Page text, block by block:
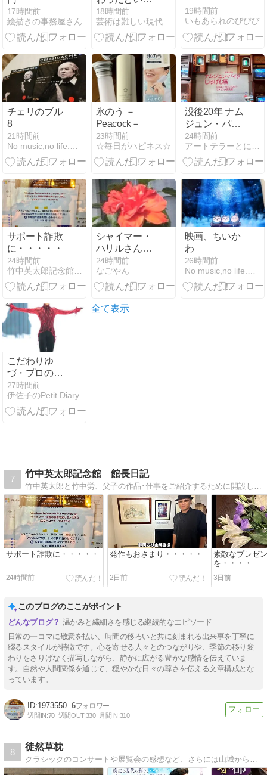
17時間前
絵描きの事務屋さん
論説にご注意
【言葉の定義
がまちまちな
18時間前
芸術は難しい現代美術はわからない抽象絵画はちょっと・謎を理解
19時間前
いもあられのびびび
チェリのブル
8
21時間前
No music,no life.〜みこのつれづれ〜
氷のう －
Peacock－
23時間前
☆毎日がハピネス☆
没後20年 ナム
ジュン・パイ
ク｜じゅげむ
展
24時間前
アートテラーとに〜のここにしかない美術室
サポート詐欺
に・・・・・
24時間前
竹中英太郎記念館 館長日記
シャイマー・
ハリルさん、
異動だ！
24時間前
なごやん
映画、ちいか
わ
26時間前
No music,no life.〜みこのつれづれ〜
こだわりゆ
づ・プロの4
年
27時間前
伊佐子のPetit Diary
全て表示
7
竹中英太郎記念館 館長日記
竹中英太郎と竹中労、父子の作品･仕事をご紹介するために開設した山梨県甲府市湯村温泉郷にある「湯村の杜 竹中英太郎記念館」のブログです。
サポート詐欺に・・・・・
24時間前
発作もおさまり・・・・・
2日前
素敵なプレゼ
を・・・・
3日前
このブログのここがポイント
温かみと繊細さを感じる継続的なエピソード
日常の一コマに敬意を払い、時間の移ろいと共に刻まれる出来事を丁寧に
綴るスタイルが特徴です。心を寄せる人々とのつながりや、季節の移り変
わりをさりげなく描写しながら、静かに広がる豊かな感情を伝えていま
す。自然や人間関係を通じて、穏やかな日々の尊さを伝える文章構成とな
っています。
1973550 6
週間IN:70 週間OUT:330 月間IN:310
8
徒然草枕
クラシックのコンサートや展覧会の感想など、さらには山城から鉄道など脈絡のない趣味の網羅